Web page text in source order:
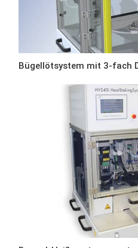
Bügellötsystem mit 3-fach